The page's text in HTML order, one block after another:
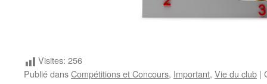
Visites: 256
Publié dansCompétitions et Concours, Important, Vie du club |